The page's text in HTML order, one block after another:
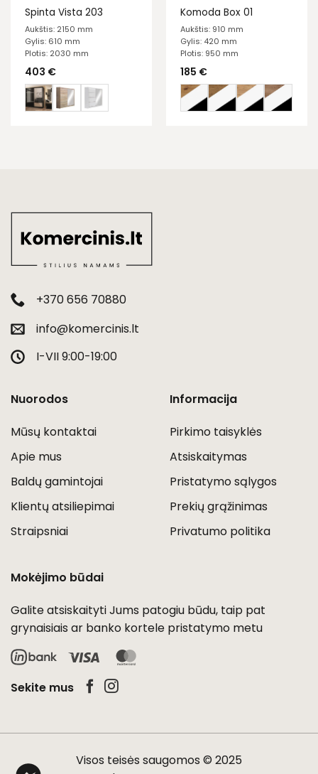
Spinta Vista 203
Aukštis: 2150 mm
Gylis: 610 mm
Plotis: 2030 mm
403 €
Komoda Box 01
Aukštis: 910 mm
Gylis: 420 mm
Plotis: 950 mm
185 €
+370 656 70880
info@komercinis.lt
I-VII 9:00-19:00
Nuorodos
Mūsų kontaktai
Apie mus
Baldų gamintojai
Klientų atsiliepimai
Straipsniai
Informacija
Pirkimo taisyklės
Atsiskaitymas
Pristatymo sąlygos
Prekių grąžinimas
Privatumo politika
Mokėjimo būdai
Galite atsiskaityti Jums patogiu būdu, taip pat
grynaisiais ar banko kortele pristatymo metu
Visa
Sekite mus
Visos teisės saugomos © 2025